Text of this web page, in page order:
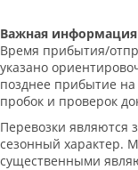
Важная информация
Время прибытия/
указано
позднее прибытие на
пробок и проверок
Перевозки являются
сезонный характер.
существенными